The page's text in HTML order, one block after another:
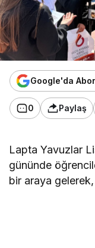
Google'da
0 Paylaş
Lapta Yavuzlar
gününde
bir araya